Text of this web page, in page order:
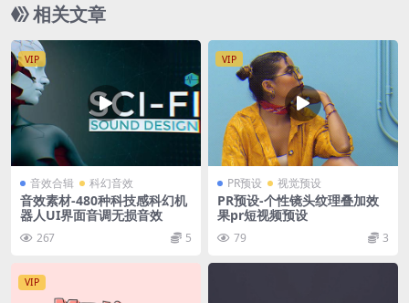
相关文章
VIP
音效合辑 科幻音效
音效素材-480种科技感科幻机
器人UI界面音调无损音效
267 5
VIP
PR预设 视觉预设
PR预设-个性镜头纹理叠加效
果pr短视频预设
79 3
VIP